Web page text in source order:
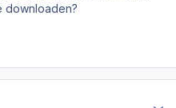
downloaden?